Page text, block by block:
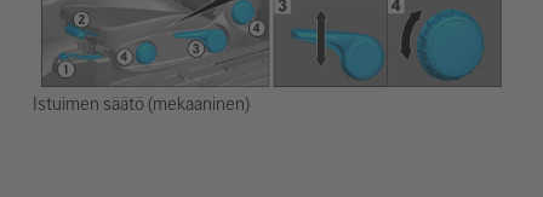
Istuimen säätö (mekaaninen)